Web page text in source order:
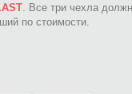
. Все три чехла
по стоимости.